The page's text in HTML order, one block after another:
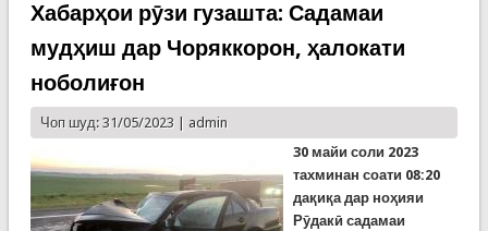
Хабарҳои рӯзи гузашта: Садамаи
мудҳиш дар Чоряккорон, ҳалокати
ноболиғон
Чоп шуд: 31/05/2023 | admin
30 майи соли 2023
тахминан соати 08:20
дақиқа дар ноҳияи
Рӯдакӣ садамаи